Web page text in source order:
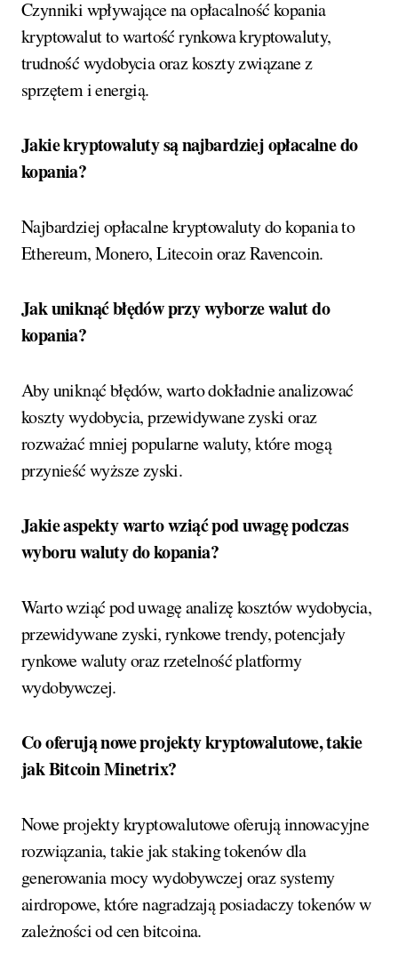
Czynniki wpływające na opłacalność kopania
kryptowalut to wartość rynkowa kryptowaluty,
trudność wydobycia oraz koszty związane z
sprzętem i energią.
Jakie kryptowaluty są najbardziej opłacalne do
kopania?
Najbardziej opłacalne kryptowaluty do kopania to
Ethereum, Monero, Litecoin oraz Ravencoin.
Jak uniknąć błędów przy wyborze walut do
kopania?
Aby uniknąć błędów, warto dokładnie analizować
koszty wydobycia, przewidywane zyski oraz
rozważać mniej popularne waluty, które mogą
przynieść wyższe zyski.
Jakie aspekty warto wziąć pod uwagę podczas
wyboru waluty do kopania?
Warto wziąć pod uwagę analizę kosztów wydobycia,
przewidywane zyski, rynkowe trendy, potencjały
rynkowe waluty oraz rzetelność platformy
wydobywczej.
Co oferują nowe projekty kryptowalutowe, takie
jak Bitcoin Minetrix?
Nowe projekty kryptowalutowe oferują innowacyjne
rozwiązania, takie jak staking tokenów dla
generowania mocy wydobywczej oraz systemy
airdropowe, które nagradzają posiadaczy tokenów w
zależności od cen bitcoina.